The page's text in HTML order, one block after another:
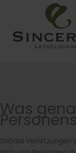
inhoud
Was
Sobald Verletzungen